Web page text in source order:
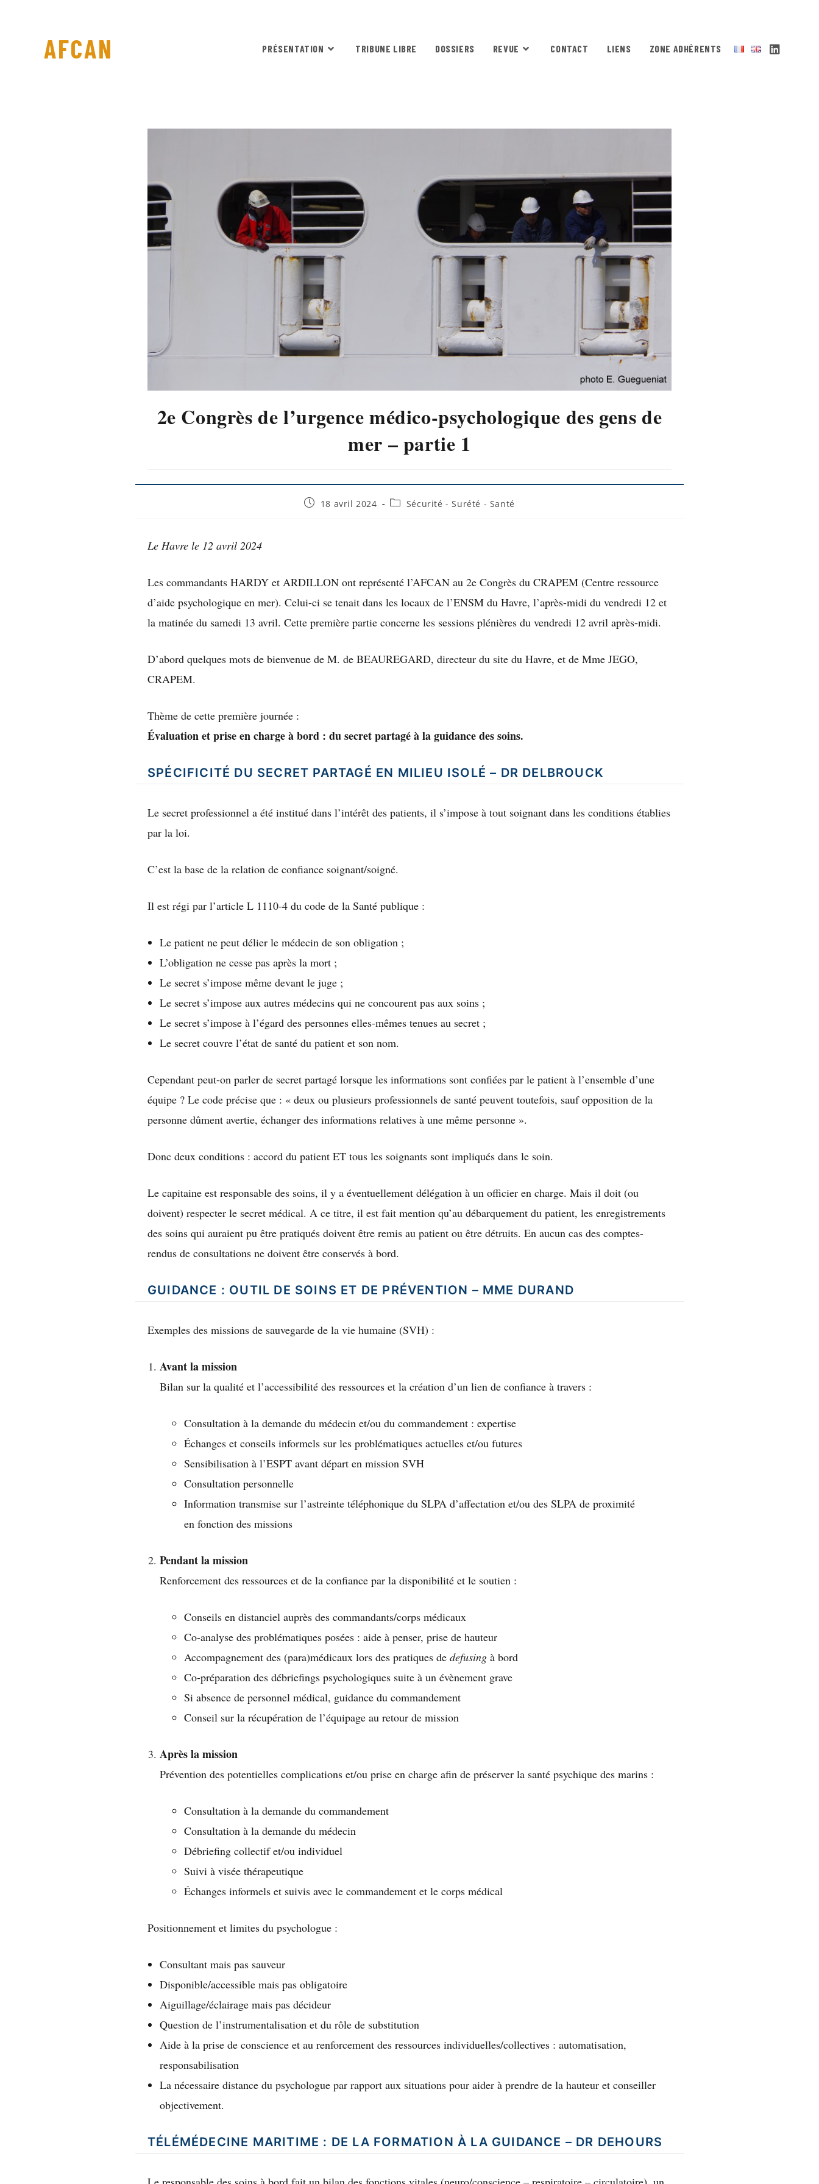
AFCAN PRÉSENTATION TRIBUNE LIBRE DOSSIERS REVUE CONTACT LIENS ZONE ADHÉRENTS
2e Congrès de l’urgence médico-psychologique des gens de
mer – partie 1
18 avril 2024 Sécurité - Surété - Santé
Le Havre le 12 avril 2024
Les commandants HARDY et ARDILLON ont représenté l’AFCAN au 2e Congrès du CRAPEM (Centre ressource
d’aide psychologique en mer). Celui-ci se tenait dans les locaux de l’ENSM du Havre, l’après-midi du vendredi 12 et
la matinée du samedi 13 avril. Cette première partie concerne les sessions plénières du vendredi 12 avril après-midi.
D’abord quelques mots de bienvenue de M. de BEAUREGARD, directeur du site du Havre, et de Mme JEGO,
CRAPEM.
Thème de cette première journée :
Évaluation et prise en charge à bord : du secret partagé à la guidance des soins.
SPÉCIFICITÉ DU SECRET PARTAGÉ EN MILIEU ISOLÉ – DR DELBROUCK
Le secret professionnel a été institué dans l’intérêt des patients, il s’impose à tout soignant dans les conditions établies
par la loi.
C’est la base de la relation de confiance soignant/soigné.
Il est régi par l’article L 1110-4 du code de la Santé publique :
Le patient ne peut délier le médecin de son obligation ;
L’obligation ne cesse pas après la mort ;
Le secret s’impose même devant le juge ;
Le secret s’impose aux autres médecins qui ne concourent pas aux soins ;
Le secret s’impose à l’égard des personnes elles-mêmes tenues au secret ;
Le secret couvre l’état de santé du patient et son nom.
Cependant peut-on parler de secret partagé lorsque les informations sont confiées par le patient à l’ensemble d’une
équipe ? Le code précise que : « deux ou plusieurs professionnels de santé peuvent toutefois, sauf opposition de la
personne dûment avertie, échanger des informations relatives à une même personne ».
Donc deux conditions : accord du patient ET tous les soignants sont impliqués dans le soin.
Le capitaine est responsable des soins, il y a éventuellement délégation à un officier en charge. Mais il doit (ou
doivent) respecter le secret médical. A ce titre, il est fait mention qu’au débarquement du patient, les enregistrements
des soins qui auraient pu être pratiqués doivent être remis au patient ou être détruits. En aucun cas des comptes-
rendus de consultations ne doivent être conservés à bord.
GUIDANCE : OUTIL DE SOINS ET DE PRÉVENTION – MME DURAND
Exemples des missions de sauvegarde de la vie humaine (SVH) :
Avant la mission
Bilan sur la qualité et l’accessibilité des ressources et la création d’un lien de confiance à travers :
Consultation à la demande du médecin et/ou du commandement : expertise
Échanges et conseils informels sur les problématiques actuelles et/ou futures
Sensibilisation à l’ESPT avant départ en mission SVH
Consultation personnelle
Information transmise sur l’astreinte téléphonique du SLPA d’affectation et/ou des SLPA de proximité
en fonction des missions
Pendant la mission
Renforcement des ressources et de la confiance par la disponibilité et le soutien :
Conseils en distanciel auprès des commandants/corps médicaux
Co-analyse des problématiques posées : aide à penser, prise de hauteur
Accompagnement des (para)médicaux lors des pratiques de defusing à bord
Co-préparation des débriefings psychologiques suite à un évènement grave
Si absence de personnel médical, guidance du commandement
Conseil sur la récupération de l’équipage au retour de mission
Après la mission
Prévention des potentielles complications et/ou prise en charge afin de préserver la santé psychique des marins :
Consultation à la demande du commandement
Consultation à la demande du médecin
Débriefing collectif et/ou individuel
Suivi à visée thérapeutique
Échanges informels et suivis avec le commandement et le corps médical
Positionnement et limites du psychologue :
Consultant mais pas sauveur
Disponible/accessible mais pas obligatoire
Aiguillage/éclairage mais pas décideur
Question de l’instrumentalisation et du rôle de substitution
Aide à la prise de conscience et au renforcement des ressources individuelles/collectives : automatisation,
responsabilisation
La nécessaire distance du psychologue par rapport aux situations pour aider à prendre de la hauteur et conseiller
objectivement.
TÉLÉMÉDECINE MARITIME : DE LA FORMATION À LA GUIDANCE – DR DEHOURS